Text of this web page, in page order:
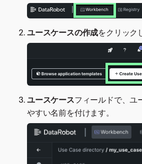
ユースケースの作成をクリック
ユースケースフィールドで、ユ
やすい名前を付けます。